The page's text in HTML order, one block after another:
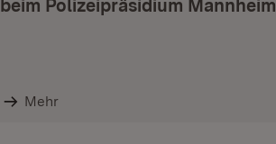
beim Polizeipräsidium Mannheim
Mehr